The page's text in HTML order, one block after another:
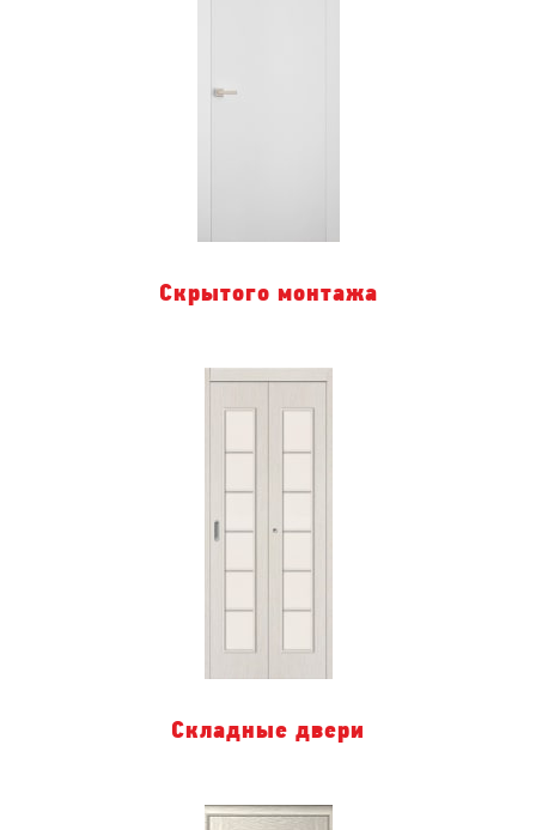
Скрытого монтажа
Складные двери